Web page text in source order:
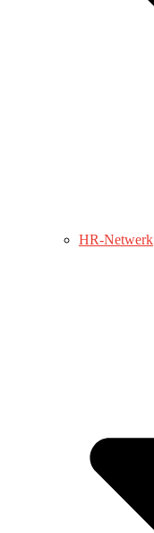
HR-Netwerk